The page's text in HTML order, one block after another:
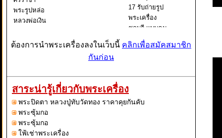
พระรูปหล่อ
หลวงพ่อเงิน
มองหาร้าน
ชลบุรี คุณ
สามารถใช้
บริการถ่ายรูป
ระเครื่องแ
17 รับถ่ายรูป
พระเครื่อง
ชลบุรี แบบคม
ต้องการนำพระเครื่องลงในเว็บนี้ คลิกเพื่อสมัคสมาชิก
กันก่อน
สาระน่ารู้เกี่ยวกับพระเครื่อง
พระปิดตา หลวงปู่ทับวัดทอง ราคาคุยกันคับ
พระซุ้มกอ
พระซุ้มกอ
ใฟ้เช่าพระเครื่อง